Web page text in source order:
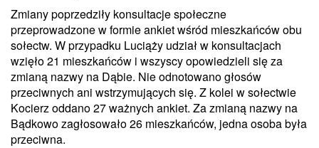
Zmiany poprzedziły konsultacje społeczne
przeprowadzone w formie ankiet wśród mieszkańców obu
sołectw. W przypadku Luciąży udział w konsultacjach
wzięło 21 mieszkańców i wszyscy opowiedzieli się za
zmianą nazwy na Dąbie. Nie odnotowano głosów
przeciwnych ani wstrzymujących się. Z kolei w sołectwie
Kocierz oddano 27 ważnych ankiet. Za zmianą nazwy na
Bądkowo zagłosowało 26 mieszkańców, jedna osoba była
przeciwna.